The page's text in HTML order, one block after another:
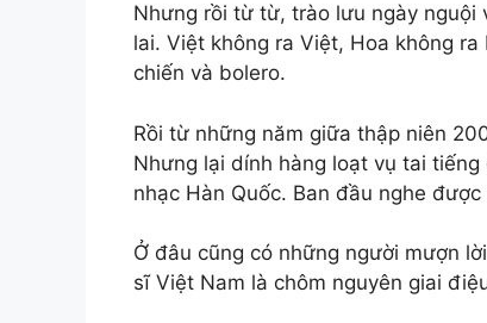
Nhưng rồi từ từ, trào lưu ngày nguội
lai. Việt không ra Việt, Hoa không
chiến và bolero.
Rồi từ những năm giữa thập niên
Nhưng lại dính hàng loạt vụ tai
nhạc Hàn Quốc. Ban đầu nghe
Ở đâu cũng có những người mượn
sĩ Việt Nam là chôm nguyên giai